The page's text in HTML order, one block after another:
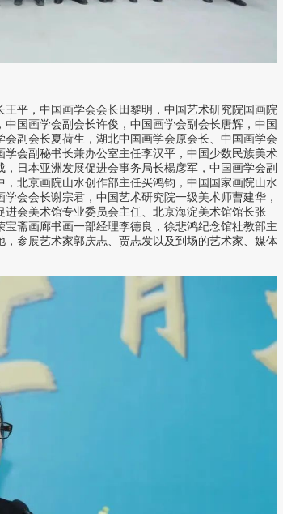
平，中国画学会会长田黎明，中国艺术研究院国画院
国画学会副会长许俊，中国画学会副会长唐辉，中国
副会长夏荷生，湖北中国画学会原会长、中国画学会
会副秘书长兼办公室主任李汉平，中国少数民族美术
日本亚洲发展促进会事务局长楊彦军，中国画学会副
北京画院山水创作部主任买鸿钧，中国国家画院山水
会会长谢宗君，中国艺术研究院一级美术师曹建华，
会美术馆专业委员会主任、北京海淀美术馆馆长张
斋画廊书画一部经理李德良，徐悲鸿纪念馆社教部主
参展艺术家郭庆志、贾志发以及到场的艺术家、媒体